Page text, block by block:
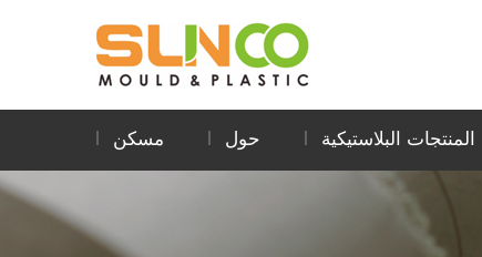
مسكن حول المنتجات البلاستيكية